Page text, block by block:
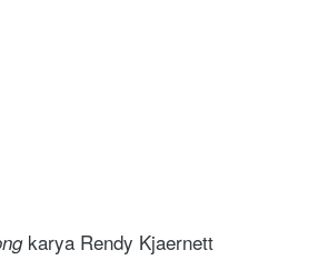
karya Rendy Kjaernett